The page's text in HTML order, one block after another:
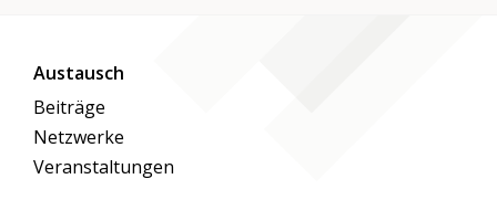
Austausch
Beiträge
Netzwerke
Veranstaltungen